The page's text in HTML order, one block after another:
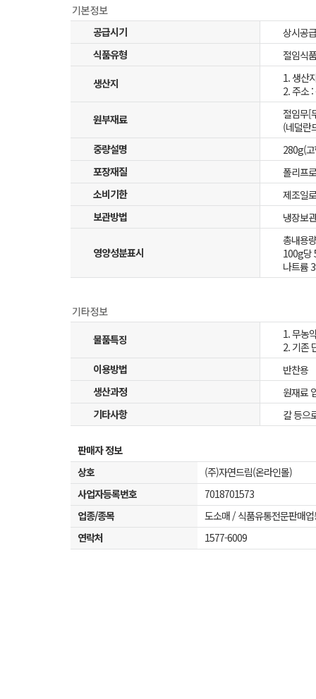
공급시기
상시공급
식품유형
절임식품
생산지
1. 생산
2. 주소
원부재료
절임무[
(네덜란
중량설명
280g(
포장재질
폴리프
소비기한
제조일
보관방법
냉장보관
영양성분표시
총내용
100g당
나트륨
물품특징
1. 무농
2. 기존
이용방법
반찬용
생산과정
원재료
기타사항
칼 등으
판매자 정보
상호
(주)자연드림(온라인몰)
사업자등록번호
7018701573
업종/종목
도소매 / 식품유통전문판매
연락처
1577-6009